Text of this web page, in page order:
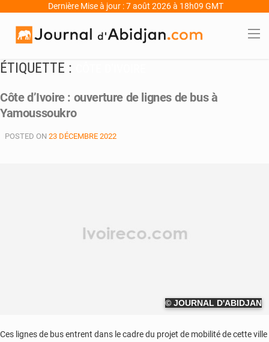
Dernière Mise à jour : 7 août 2026 à 18h09 GMT
ÉTIQUETTE :
Côte d’Ivoire : ouverture de lignes de bus à
Yamoussoukro
POSTED ON 23 DÉCEMBRE 2022
© JOURNAL D'ABIDJAN
Ces lignes de bus entrent dans le cadre du projet de mobilité de cette ville